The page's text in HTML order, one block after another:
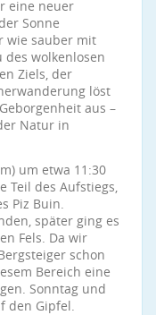
eine neuer
Sonne
wie sauber mit
des wolkenlosen
Ziels, der
löst
aus –
Natur in
um etwa 11:30
Teil des Aufstiegs,
Piz Buin.
später ging es
Fels. Da wir
schon
Bereich eine
Sonntag und
den Gipfel.